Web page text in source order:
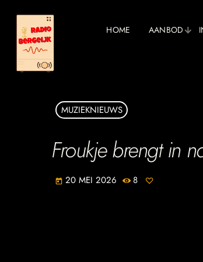
HOME AANBOD
MUZIEKNIEUWS
Froukje brengt in
today 20 MEI 2026 8